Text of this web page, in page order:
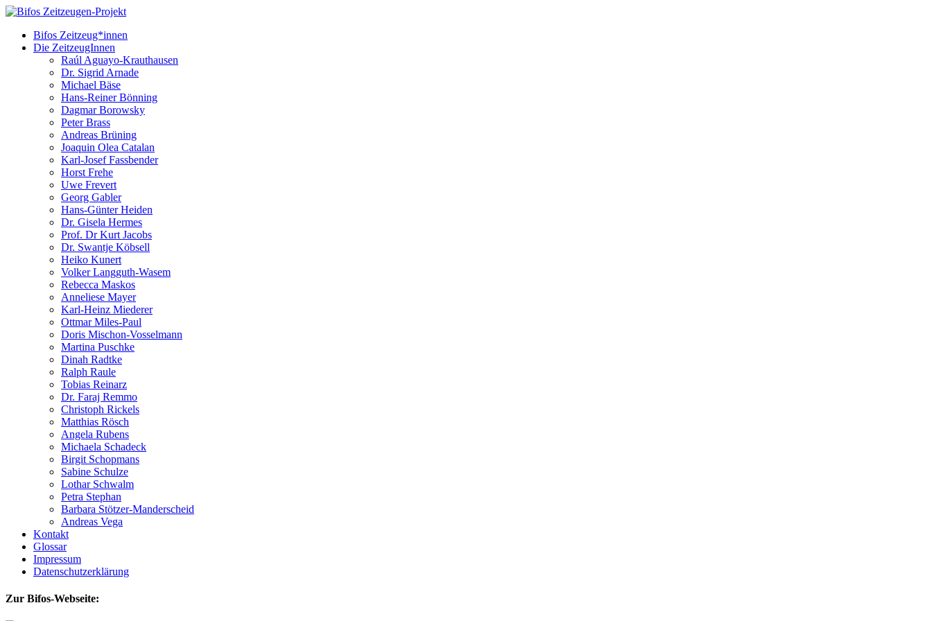
Bifos Zeitzeug*innen
Die ZeitzeugInnen
Raúl Aguayo-Krauthausen
Dr. Sigrid Arnade
Michael Bäse
Hans-Reiner Bönning
Dagmar Borowsky
Peter Brass
Andreas Brüning
Joaquin Olea Catalan
Karl-Josef Fassbender
Horst Frehe
Uwe Frevert
Georg Gabler
Hans-Günter Heiden
Dr. Gisela Hermes
Prof. Dr Kurt Jacobs
Dr. Swantje Köbsell
Heiko Kunert
Volker Langguth-Wasem
Rebecca Maskos
Anneliese Mayer
Karl-Heinz Miederer
Ottmar Miles-Paul
Doris Mischon-Vosselmann
Martina Puschke
Dinah Radtke
Ralph Raule
Tobias Reinarz
Dr. Faraj Remmo
Christoph Rickels
Matthias Rösch
Angela Rubens
Michaela Schadeck
Birgit Schopmans
Sabine Schulze
Lothar Schwalm
Petra Stephan
Barbara Stötzer-Manderscheid
Andreas Vega
Kontakt
Glossar
Impressum
Datenschutzerklärung
Zur Bifos-Webseite: